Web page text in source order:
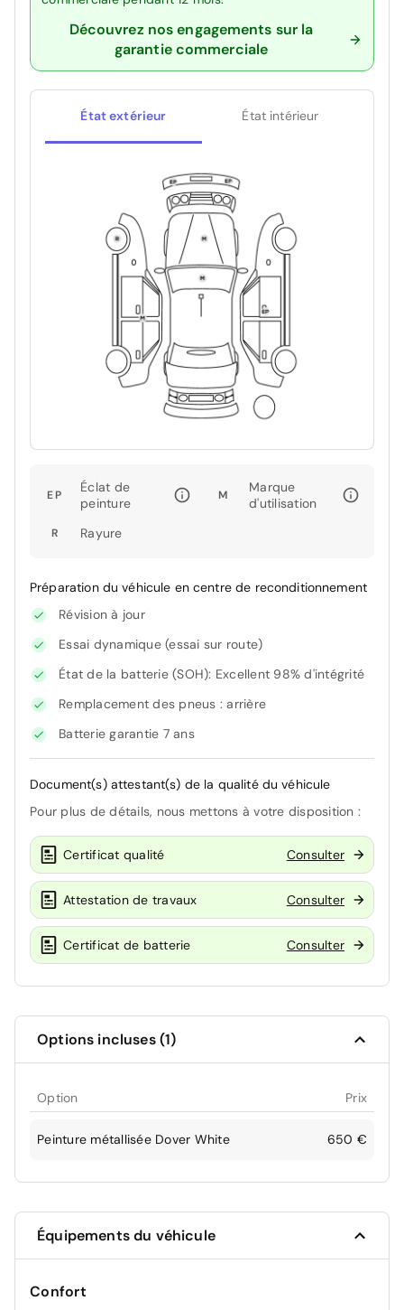
Découvrez nos engagements sur la
garantie commerciale
État extérieur État intérieur
EP
Éclat de
peinture
M
Marque
d'utilisation
R Rayure
Préparation du véhicule en centre de reconditionnement
Révision à jour
Essai dynamique (essai sur route)
État de la batterie (SOH): Excellent 98% d'intégrité
Remplacement des pneus : arrière
Batterie garantie 7 ans
Document(s) attestant(s) de la qualité du véhicule
Pour plus de détails, nous mettons à votre disposition :
Certificat qualité Consulter
Attestation de travaux Consulter
Certificat de batterie Consulter
Options incluses (1)
Option Prix
Peinture métallisée Dover White 650 €
Équipements du véhicule
Confort